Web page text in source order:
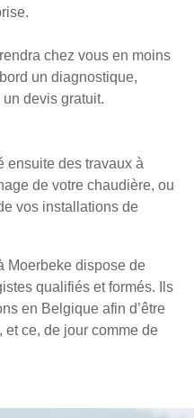
chez vous en moins
un diagnostique,
devis gratuit.
ensuite des travaux à
de votre chaudière, ou
vos installations de
Moerbeke dispose de
qualifiés et formés. Ils
en Belgique afin d’être
ce, de jour comme de